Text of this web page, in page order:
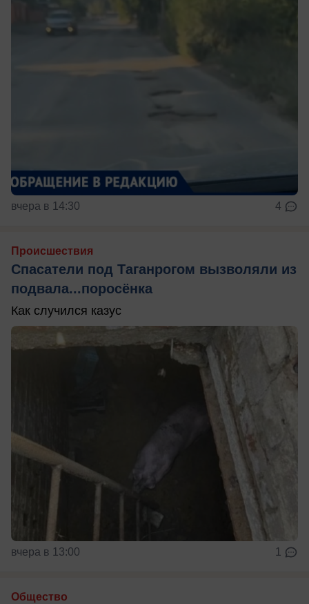
вчера в 14:30 4
Происшествия
Спасатели под Таганрогом вызволяли из
подвала...поросёнка
Как случился казус
вчера в 13:00 1
Общество